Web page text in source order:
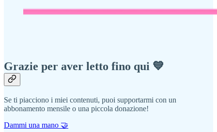
Grazie per aver letto fino qui 💙
Se ti piacciono i miei contenuti, puoi supportarmi con un
abbonamento mensile o una piccola donazione!
Dammi una mano 🤝